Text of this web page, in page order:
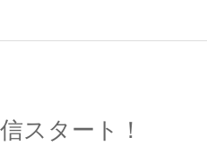
スタート！